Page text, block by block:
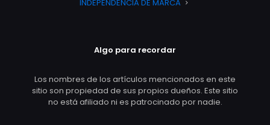
INDEPENDENCIA DE MARCA
Algo para recordar
Los nombres de los artículos mencionados en este
sitio son propiedad de sus propios dueños. Este sitio
no está afiliado ni es patrocinado por nadie.